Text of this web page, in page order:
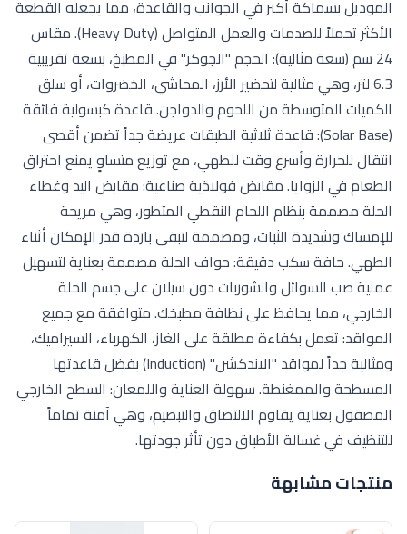
الموديل بسماكة أكبر في الجوانب والقاعدة، مما يجعله القطعة
الأكثر تحملاً للصدمات والعمل المتواصل (Heavy Duty). مقاس
24 سم (سعة مثالية): الحجم "الجوكر" في المطبخ، بسعة تقريبية
6.3 لتر، وهي مثالية لتحضير الأرز، المحاشي، الخضروات، أو سلق
الكميات المتوسطة من اللحوم والدواجن. قاعدة كبسولية فائقة
(Solar Base): قاعدة ثلاثية الطبقات عريضة جداً تضمن أقصى
انتقال للحرارة وأسرع وقت للطهي، مع توزيع متساوٍ يمنع احتراق
الطعام في الزوايا. مقابض فولاذية صناعية: مقابض اليد وغطاء
الحلة مصممة بنظام اللحام النقطي المتطور، وهي مريحة
للإمساك وشديدة الثبات، ومصممة لتبقى باردة قدر الإمكان أثناء
الطهي. حافة سكب دقيقة: حواف الحلة مصممة بعناية لتسهيل
عملية صب السوائل والشوربات دون سيلان على جسم الحلة
الخارجي، مما يحافظ على نظافة مطبخك. متوافقة مع جميع
المواقد: تعمل بكفاءة مطلقة على الغاز، الكهرباء، السيراميك،
ومثالية جداً لمواقد "الاندكشن" (Induction) بفضل قاعدتها
المسطحة والممغنطة. سهولة العناية واللمعان: السطح الخارجي
المصقول بعناية يقاوم الالتصاق والتبصيم، وهي آمنة تماماً
للتنظيف في غسالة الأطباق دون تأثر جودتها.
منتجات مشابهة